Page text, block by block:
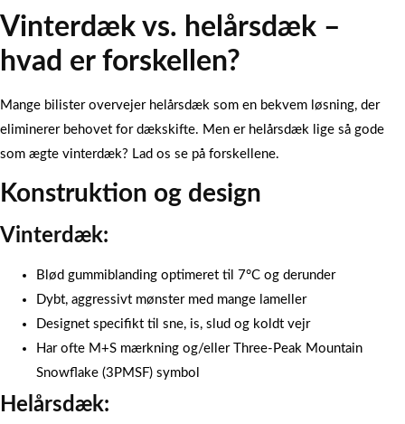
Vinterdæk vs. helårsdæk –
hvad er forskellen?
Mange bilister overvejer helårsdæk som en bekvem løsning, der
eliminerer behovet for dækskifte. Men er helårsdæk lige så gode
som ægte vinterdæk? Lad os se på forskellene.
Konstruktion og design
Vinterdæk:
Blød gummiblanding optimeret til 7°C og derunder
Dybt, aggressivt mønster med mange lameller
Designet specifikt til sne, is, slud og koldt vejr
Har ofte M+S mærkning og/eller Three-Peak Mountain
Snowflake (3PMSF) symbol
Helårsdæk: